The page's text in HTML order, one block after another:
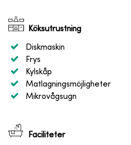
Köksutrustning
Diskmaskin
Frys
Kylskåp
Matlagningsmöjligheter
Mikrovågsugn
Faciliteter